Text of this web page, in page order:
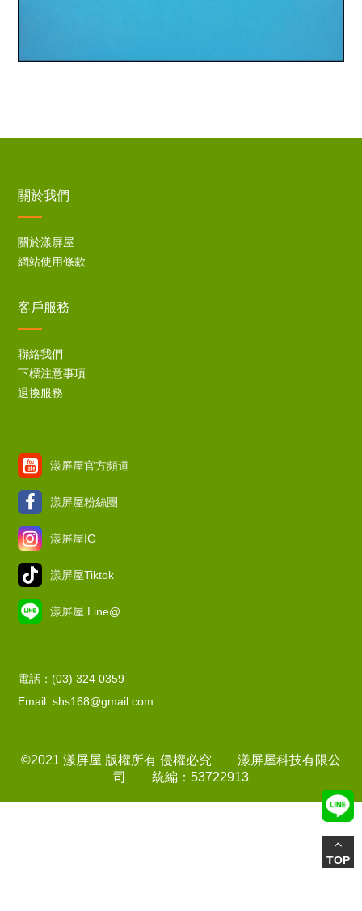
關於我們
關於漾屏屋
網站使用條款
客戶服務
聯絡我們
下標注意事項
退換服務
漾屏屋官方頻道
漾屏屋粉絲團
漾屏屋IG
漾屏屋Tiktok
漾屏屋 Line@
電話：(03) 324 0359
Email: shs168@gmail.com
©2021 漾屏屋 版權所有 侵權必究 漾屏屋科技有限公
司 統編：53722913
TOP